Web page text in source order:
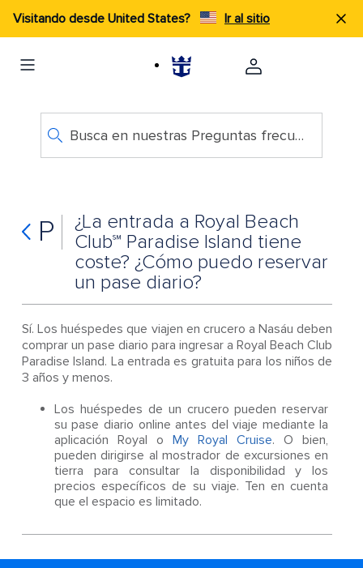
Visitando desde United States? Ir al sitio
Busca en nuestras Preguntas frecuentes
P
¿La entrada a Royal Beach
Club℠ Paradise Island tiene
coste? ¿Cómo puedo reservar
un pase diario?
Sí. Los huéspedes que viajen en crucero a Nasáu deben
comprar un pase diario para ingresar a Royal Beach Club
Paradise Island. La entrada es gratuita para los niños de
3 años y menos.
Los huéspedes de un crucero pueden reservar
su pase diario online antes del viaje mediante la
aplicación Royal oMy Royal Cruise. O bien,
pueden dirigirse al mostrador de excursiones en
tierra para consultar la disponibilidad y los
precios específicos de su viaje. Ten en cuenta
que el espacio es limitado.